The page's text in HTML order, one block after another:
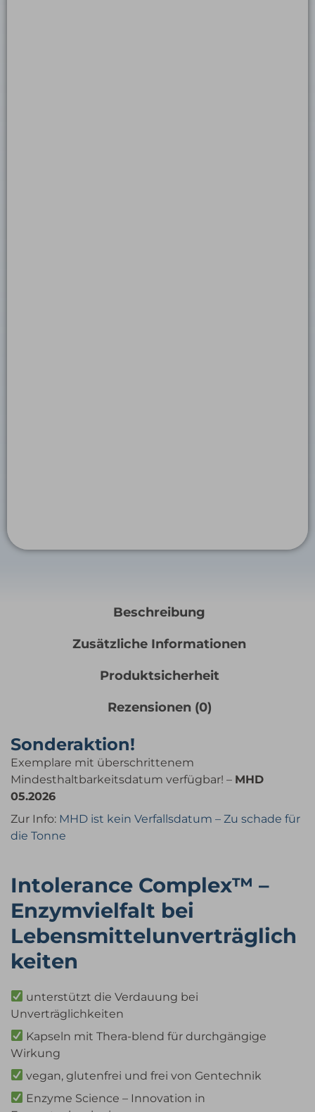
Beschreibung
Zusätzliche Informationen
Produktsicherheit
Rezensionen (0)
Sonderaktion!
Exemplare mit überschrittenem
Mindesthaltbarkeitsdatum verfügbar! – MHD
05.2026
Zur Info: MHD ist kein Verfallsdatum – Zu schade für
die Tonne
Intolerance Complex™ –
Enzymvielfalt bei
Lebensmittelunverträglich
keiten
unterstützt die Verdauung bei
Unverträglichkeiten
Kapseln mit Thera-blend für durchgängige
Wirkung
vegan, glutenfrei und frei von Gentechnik
Enzyme Science – Innovation in